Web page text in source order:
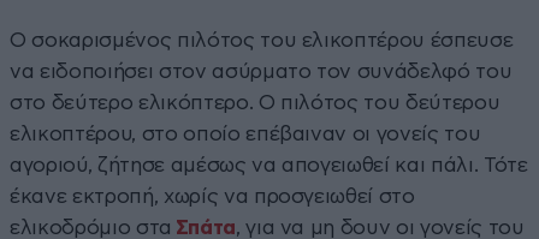
Ο σοκαρισμένος πιλότος του ελικοπτέρου έσπευσε
να ειδοποιήσει στον ασύρματο τον συνάδελφό του
στο δεύτερο ελικόπτερο. Ο πιλότος του δεύτερου
ελικοπτέρου, στο οποίο επέβαιναν οι γονείς του
αγοριού, ζήτησε αμέσως να απογειωθεί και πάλι. Τότε
έκανε εκτροπή, χωρίς να προσγειωθεί στο
ελικοδρόμιο στα Σπάτα, για να μη δουν οι γονείς του